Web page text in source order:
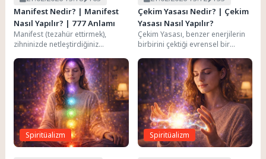
Manifest Nedir? | Manifest
Nasıl Yapılır? | 777 Anlamı
Manifest (tezahür ettirmek),
zihninizde netleştirdiğiniz
tarzını somut gerçekliğinize
taşıma sürecidir. "İstediğini,...
Çekim Yasası Nedir? | Çekim
Yasası Nasıl Yapılır?
Çekim Yasası, benzer enerjilerin
birbirini çektiği evrensel bir
çekersin" temel felsefesine...
Spiritüalizm Spiritüalizm